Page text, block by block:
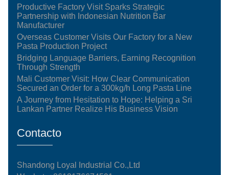
Productive Factory Visit Sparks Strategic
Partnership with Indonesian Nutrition Bar
Manufacturer
Overseas Customer Visits Our Factory for a New
Pasta Production Project
Bridging Language Barriers, Earning Recognition
Through Strength
Mali Customer Visit: How Clear Communication
Secured an Order for a 300kg/h Long Pasta Line
A Journey from Hesitation to Hope: Helping a Sri
Lankan Partner Realize His Business Vision
Contacto
Shandong Loyal Industrial Co.,Ltd